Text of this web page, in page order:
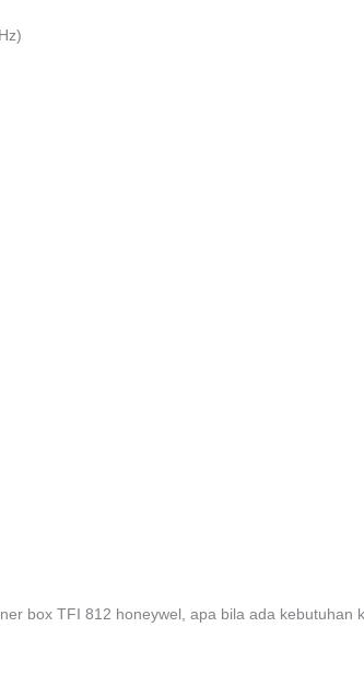
box TFI 812 honeywel, apa bila ada kebutuhan